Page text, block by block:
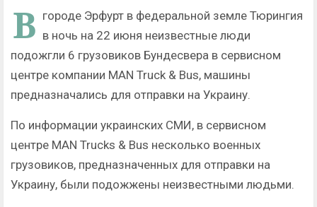
В городе Эрфурт в федеральной земле Тюрингия
в ночь на 22 июня неизвестные люди
подожгли 6 грузовиков Бундесвера в сервисном
центре компании MAN Truck & Bus, машины
предназначались для отправки на Украину.
По информации украинских СМИ, в сервисном
центре MAN Trucks & Bus несколько военных
грузовиков, предназначенных для отправки на
Украину, были подожжены неизвестными людьми.